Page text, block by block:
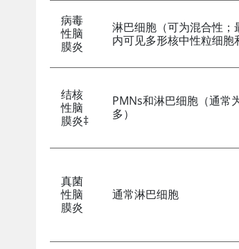
病毒
性脑
膜炎
淋巴细胞（可为混合性；
内可见多形核中性粒细胞
结核
性脑
膜炎‡
PMNs和淋巴细胞（通常
多）
真菌
性脑
膜炎
通常淋巴细胞